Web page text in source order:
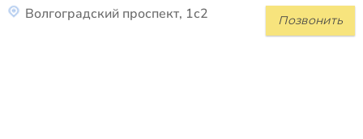
Позвонить
Волгоградский проспект, 1с2